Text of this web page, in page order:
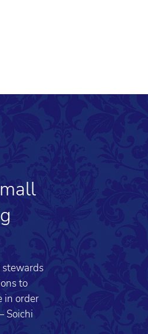
stewards
to
in order
Soichi